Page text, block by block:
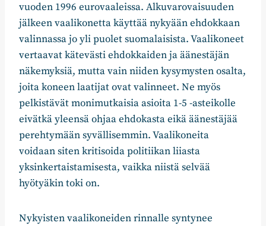
vuoden 1996 eurovaaleissa. Alkuvarovaisuuden
jälkeen vaalikonetta käyttää nykyään ehdokkaan
valinnassa jo yli puolet suomalaisista. Vaalikoneet
vertaavat kätevästi ehdokkaiden ja äänestäjän
näkemyksiä, mutta vain niiden kysymysten osalta,
joita koneen laatijat ovat valinneet. Ne myös
pelkistävät monimutkaisia asioita 1-5 -asteikolle
eivätkä yleensä ohjaa ehdokasta eikä äänestäjää
perehtymään syvällisemmin. Vaalikoneita
voidaan siten kritisoida politiikan liiasta
yksinkertaistamisesta, vaikka niistä selvää
hyötyäkin toki on.
Nykyisten vaalikoneiden rinnalle syntynee